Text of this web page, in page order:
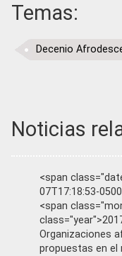
Temas:
Decenio
Noticias
<span
07T17:18:53-
<span
Organizaciones
propuestas en el